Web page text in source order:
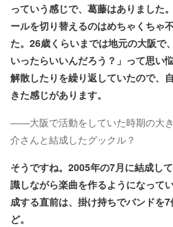
っていう感じで、葛藤はありました
ールを切り替えるのはめちゃくちゃ
た。26歳くらいまでは地元の大阪で
いったらいいんだろう？」って思い
解散したりを繰り返していたので、
きた感じがあります。
――大阪で活動をしていた時期の大
介さんと結成したグックル？
そうですね。2005年の7月に結成し
識しながら楽曲を作るようになって
成する直前は、掛け持ちでバンドを
ど。